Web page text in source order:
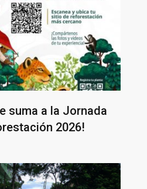
suma a la Jornada
2026!